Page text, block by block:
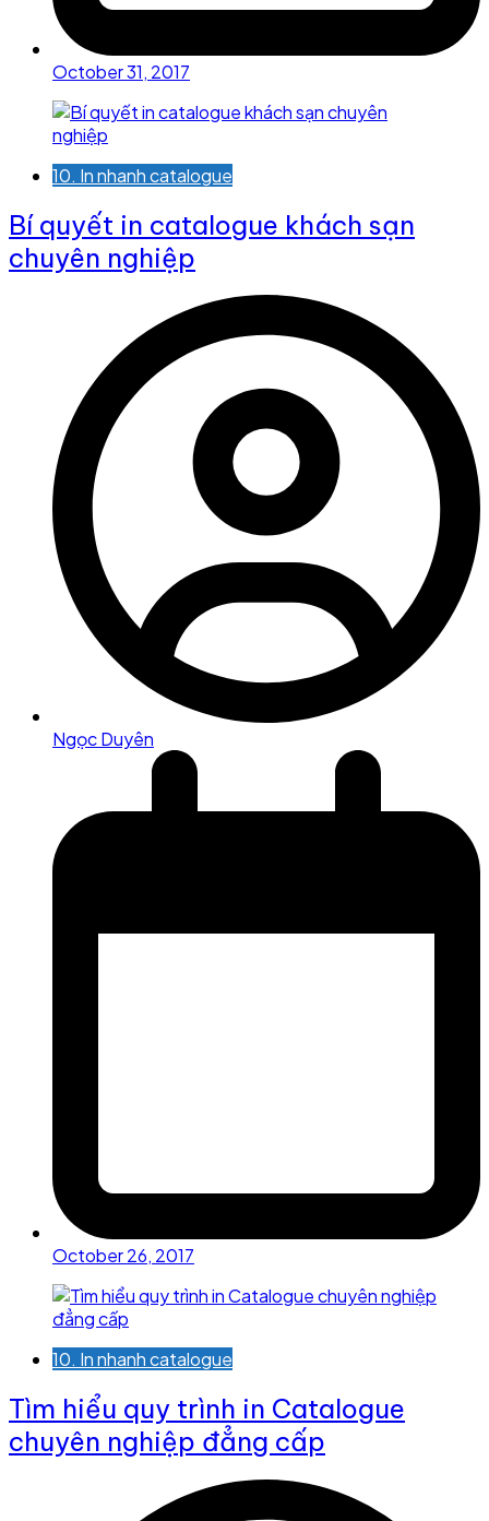
October 31, 2017
10. In nhanh catalogue
Bí quyết in catalogue khách sạn
chuyên nghiệp
Ngọc Duyên
October 26, 2017
10. In nhanh catalogue
Tìm hiểu quy trình in Catalogue
chuyên nghiệp đẳng cấp